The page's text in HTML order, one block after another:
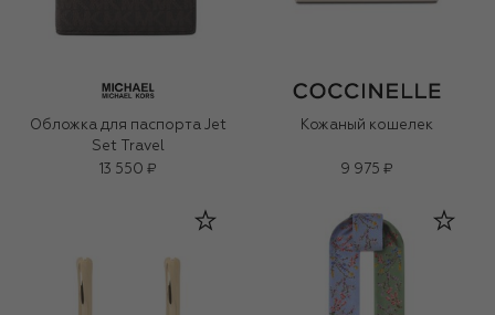
Обложка для паспорта Jet
Set Travel
13 550 ₽
Кожаный кошелек
9 975 ₽